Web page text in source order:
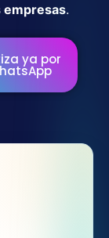
empresas.
ya por